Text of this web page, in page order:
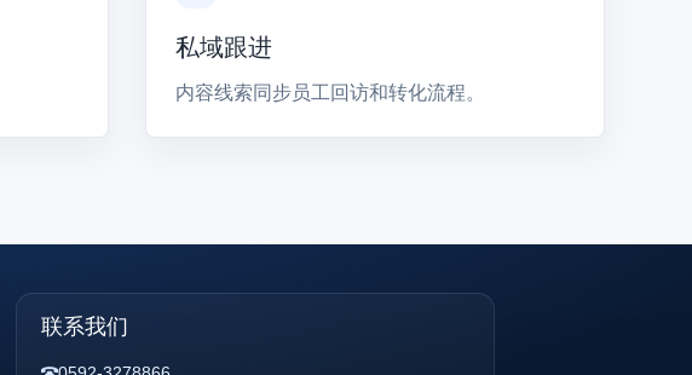
私域跟进
内容线索同步员工回访和转化流程。
联系我们